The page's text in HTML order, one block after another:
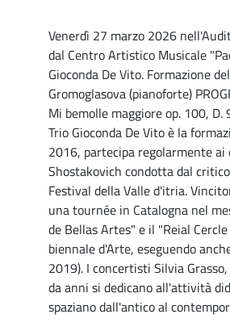
Venerdì 27 marzo 2026
dal Centro Artistico Musicale
Gioconda De Vito. Formazione
Gromoglasova (pianoforte)
Mi bemolle maggiore op. 100,
Trio Gioconda De Vito è la
2016, partecipa regolarmente
Shostakovich condotta dal
Festival della Valle d'itria.
una tournée in Catalogna nel
de Bellas Artes" e il "Reial
biennale d'Arte, eseguendo
2019). I concertisti Silvia
da anni si dedicano all'attività
spaziano dall'antico al